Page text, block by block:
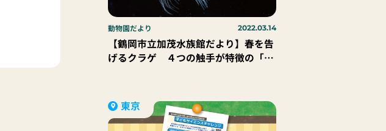
動物園だより 2022.03.14
【鶴岡市立加茂水族館だより】春を告
げるクラゲ ４つの触手が特徴の「ド
東京